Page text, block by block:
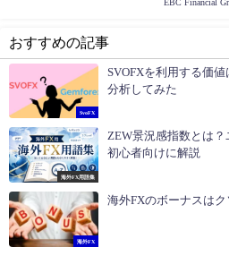
EBC Financial
おすすめの記事
SvoFX
SVOFXを利用する価
分析してみた
海外FX用語集
ZEW景況感指数とは
初心者向けに解説
海外FX
海外FXのボーナスは